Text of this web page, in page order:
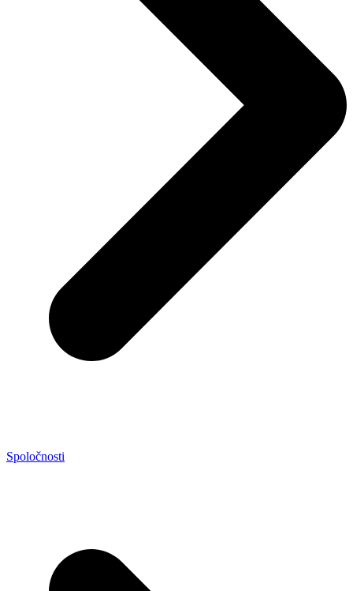
Spoločnosti